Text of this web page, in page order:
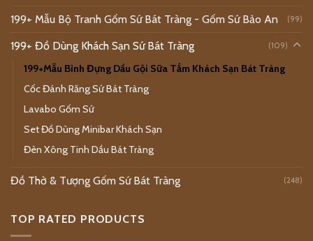
199+ Mẫu Bộ Tranh Gốm Sứ Bát Tràng - Gốm Sứ Bảo An (99)
199+ Đồ Dùng Khách Sạn Sứ Bát Tràng (109)
199+Mẫu Bình Đựng Dầu Gội Sữa Tắm Khách Sạn Bát Tràng
Cốc Đánh Răng Sứ Bát Tràng
Lavabo Gốm Sứ
Set Đồ Dùng Minibar Khách Sạn
Đèn Xông Tinh Dầu Bát Tràng
Đồ Thờ & Tượng Gốm Sứ Bát Tràng (248)
TOP RATED PRODUCTS